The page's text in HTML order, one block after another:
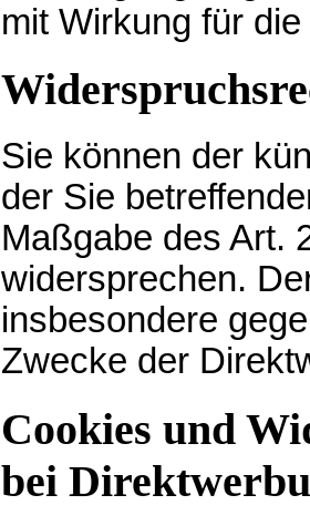
mit Wirkung für
Sie können der
der Sie
Maßgabe des Art.
widersprechen.
insbesondere
Zwecke der
Cookies und
bei